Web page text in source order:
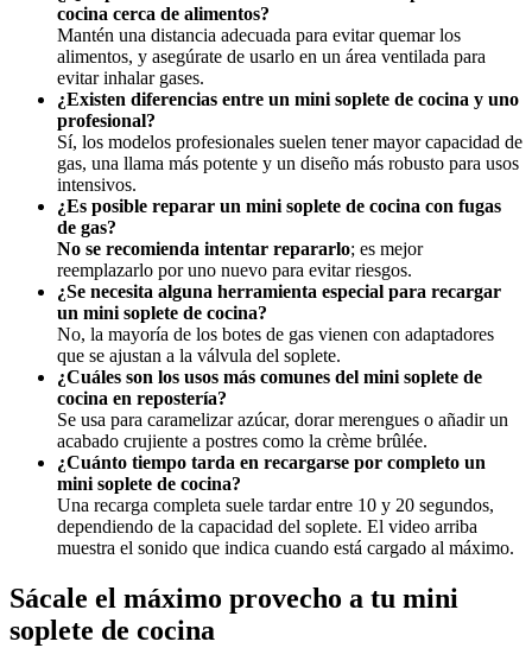
cocina cerca de alimentos?
Mantén una distancia adecuada para evitar quemar los
alimentos, y asegúrate de usarlo en un área ventilada para
evitar inhalar gases.
¿Existen diferencias entre un mini soplete de cocina y uno
profesional?
Sí, los modelos profesionales suelen tener mayor capacidad de
gas, una llama más potente y un diseño más robusto para usos
intensivos.
¿Es posible reparar un mini soplete de cocina con fugas
de gas?
No se recomienda intentar repararlo; es mejor
reemplazarlo por uno nuevo para evitar riesgos.
¿Se necesita alguna herramienta especial para recargar
un mini soplete de cocina?
No, la mayoría de los botes de gas vienen con adaptadores
que se ajustan a la válvula del soplete.
¿Cuáles son los usos más comunes del mini soplete de
cocina en repostería?
Se usa para caramelizar azúcar, dorar merengues o añadir un
acabado crujiente a postres como la crème brûlée.
¿Cuánto tiempo tarda en recargarse por completo un
mini soplete de cocina?
Una recarga completa suele tardar entre 10 y 20 segundos,
dependiendo de la capacidad del soplete. El video arriba
muestra el sonido que indica cuando está cargado al máximo.
Sácale el máximo provecho a tu mini
soplete de cocina